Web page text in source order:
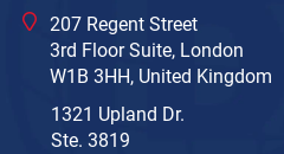
207 Regent Street
3rd Floor Suite, London
W1B 3HH, United Kingdom
1321 Upland Dr.
Ste. 3819